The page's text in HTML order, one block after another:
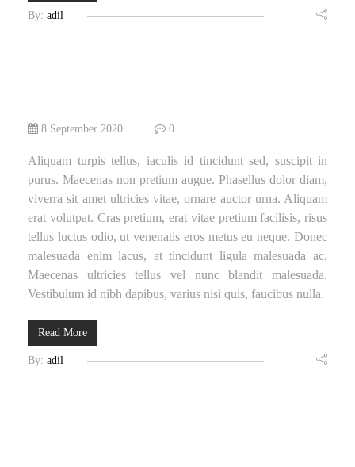
By: adil
8 September 2020 0
Aliquam turpis tellus, iaculis id tincidunt sed, suscipit in
purus. Maecenas non pretium augue. Phasellus dolor diam,
viverra sit amet ultricies vitae, ornare auctor urna. Aliquam
erat volutpat. Cras pretium, erat vitae pretium facilisis, risus
tellus luctus odio, ut venenatis eros metus eu neque. Donec
malesuada enim lacus, at tincidunt ligula malesuada ac.
Maecenas ultricies tellus vel nunc blandit malesuada.
Vestibulum id nibh dapibus, varius nisi quis, faucibus nulla.
Read More
By: adil